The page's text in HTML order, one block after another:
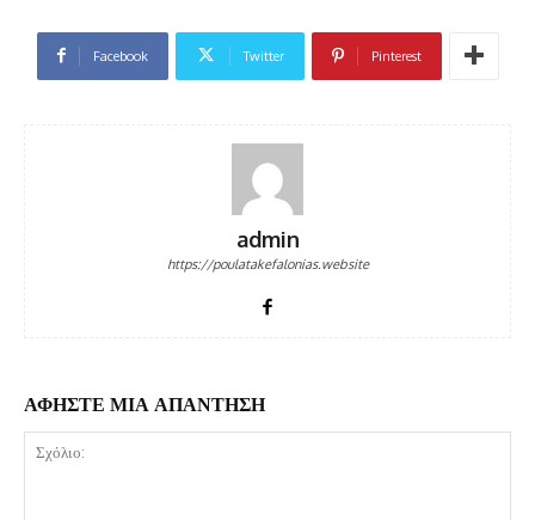
Facebook Twitter Pinterest
admin
https://poulatakefalonias.website
ΑΦΗΣΤΕ ΜΙΑ ΑΠΑΝΤΗΣΗ